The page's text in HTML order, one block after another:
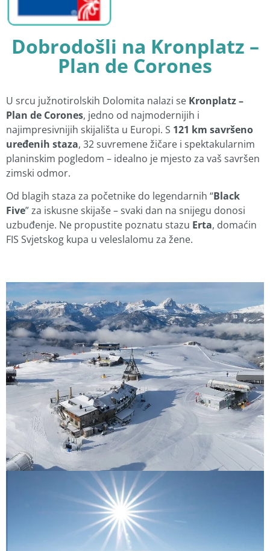
Dobrodošli na Kronplatz –
Plan de Corones
U srcu južnotirolskih Dolomita nalazi se Kronplatz –
Plan de Corones, jedno od najmodernijih i
najimpresivnijih skijališta u Europi. S 121 km savršeno
uređenih staza, 32 suvremene žičare i spektakularnim
planinskim pogledom – idealno je mjesto za vaš savršen
zimski odmor.
Od blagih staza za početnike do legendarnih “Black
Five” za iskusne skijaše – svaki dan na snijegu donosi
uzbuđenje. Ne propustite poznatu stazu Erta, domaćin
FIS Svjetskog kupa u veleslalomu za žene.